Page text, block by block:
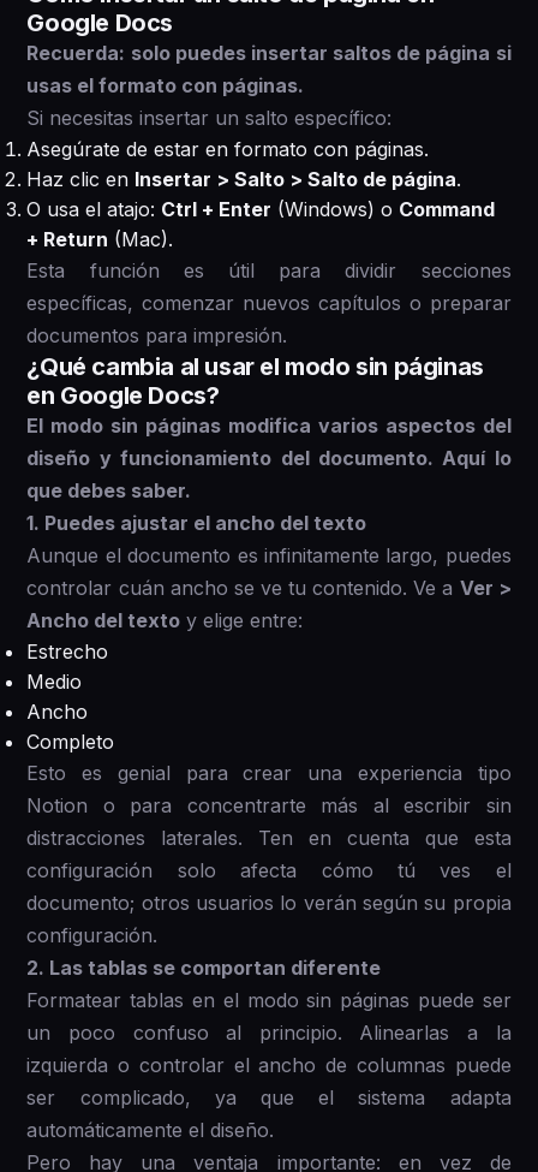
Google Docs
Recuerda: solo puedes insertar saltos de página si
usas el formato con páginas.
Si necesitas insertar un salto específico:
Asegúrate de estar en formato con páginas.
Haz clic en Insertar > Salto > Salto de página.
O usa el atajo: Ctrl + Enter (Windows) o Command
+ Return (Mac).
Esta función es útil para dividir secciones
específicas, comenzar nuevos capítulos o preparar
documentos para impresión.
¿Qué cambia al usar el modo sin páginas
en Google Docs?
El modo sin páginas modifica varios aspectos del
diseño y funcionamiento del documento. Aquí lo
que debes saber.
1. Puedes ajustar el ancho del texto
Aunque el documento es infinitamente largo, puedes
controlar cuán ancho se ve tu contenido. Ve a Ver >
Ancho del texto y elige entre:
Estrecho
Medio
Ancho
Completo
Esto es genial para crear una experiencia tipo
Notion o para concentrarte más al escribir sin
distracciones laterales. Ten en cuenta que esta
configuración solo afecta cómo tú ves el
documento; otros usuarios lo verán según su propia
configuración.
2. Las tablas se comportan diferente
Formatear tablas en el modo sin páginas puede ser
un poco confuso al principio. Alinearlas a la
izquierda o controlar el ancho de columnas puede
ser complicado, ya que el sistema adapta
automáticamente el diseño.
Pero hay una ventaja importante: en vez de